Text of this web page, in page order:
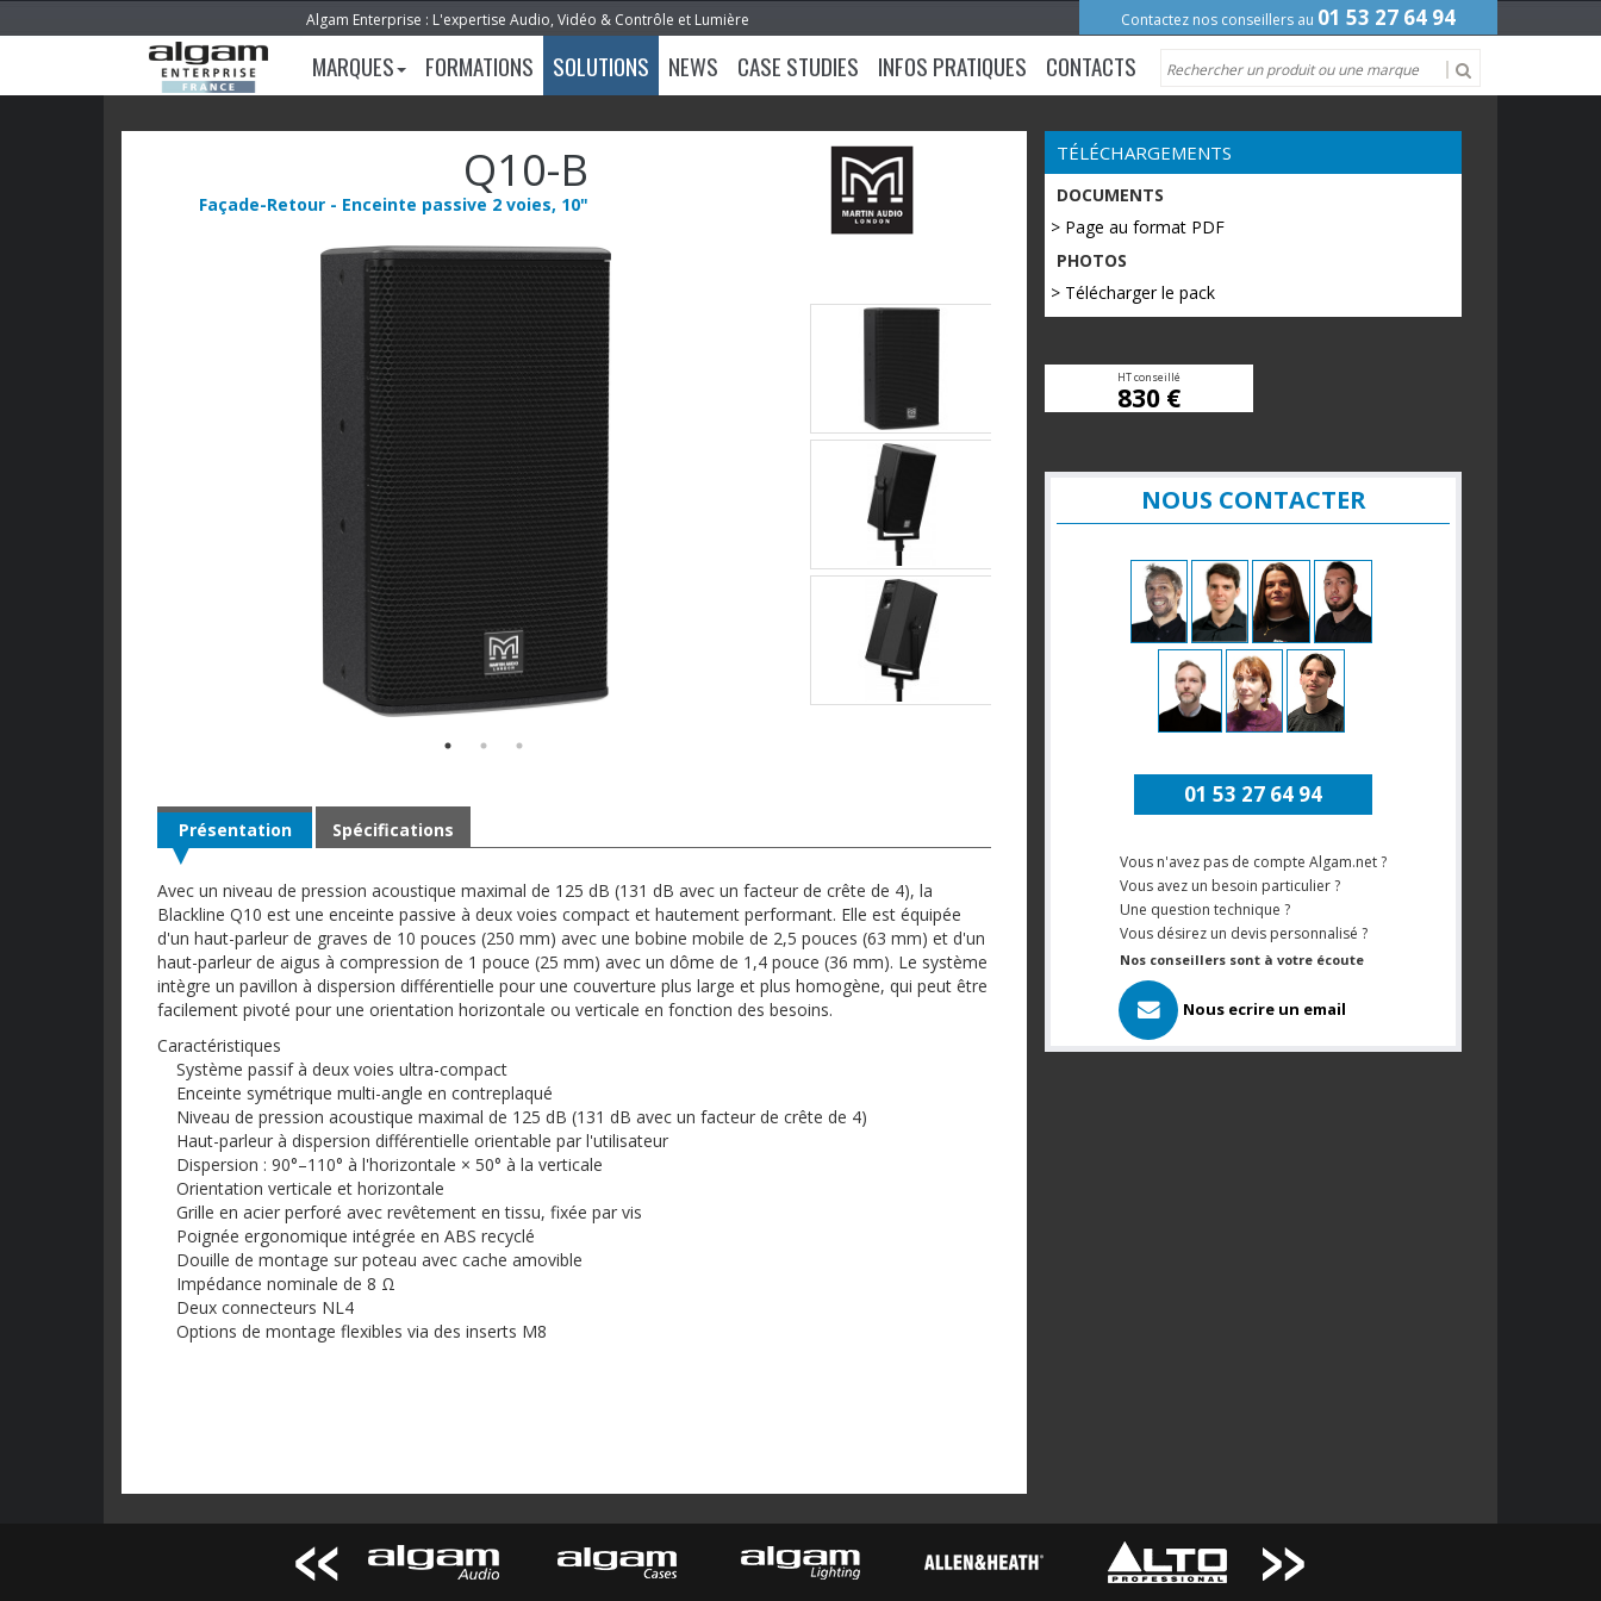
Algam Enterprise : L'expertise Audio, Vidéo & Contrôle et Lumière Contactez nos conseillers au 01 53 27 64 94
MARQUES FORMATIONS SOLUTIONS NEWS CASE STUDIES INFOS PRATIQUES CONTACTS
Q10-B
Façade-Retour - Enceinte passive 2 voies, 10"
Présentation
Avec un niveau de pression acoustique maximal de 125 dB (131 dB avec un facteur de crête de 4), la
Blackline Q10 est une enceinte passive à deux voies compact et hautement performant. Elle est équipée
d'un haut-parleur de graves de 10 pouces (250 mm) avec une bobine mobile de 2,5 pouces (63 mm) et d'un
haut-parleur de aigus à compression de 1 pouce (25 mm) avec un dôme de 1,4 pouce (36 mm). Le système
intègre un pavillon à dispersion différentielle pour une couverture plus large et plus homogène, qui peut être
facilement pivoté pour une orientation horizontale ou verticale en fonction des besoins.
Caractéristiques
Système passif à deux voies ultra-compact
Enceinte symétrique multi-angle en contreplaqué
Niveau de pression acoustique maximal de 125 dB (131 dB avec un facteur de crête de 4)
Haut-parleur à dispersion différentielle orientable par l'utilisateur
Dispersion : 90°–110° à l'horizontale × 50° à la verticale
Orientation verticale et horizontale
Grille en acier perforé avec revêtement en tissu, fixée par vis
Poignée ergonomique intégrée en ABS recyclé
Douille de montage sur poteau avec cache amovible
Impédance nominale de 8 Ω
Deux connecteurs NL4
Options de montage flexibles via des inserts M8
Spécifications
TÉLÉCHARGEMENTS
DOCUMENTS
> Page au format PDF
PHOTOS
> Télécharger le pack
HT conseillé
830 €
NOUS CONTACTER
01 53 27 64 94
Vous n'avez pas de compte Algam.net ?
Vous avez un besoin particulier ?
Une question technique ?
Vous désirez un devis personnalisé ?
Nos conseillers sont à votre écoute
Nous ecrire un email